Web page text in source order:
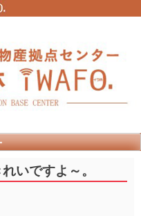
いですよ～。